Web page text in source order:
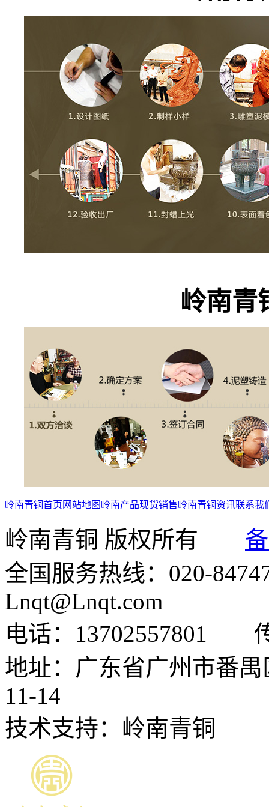
岭南青
岭南青铜首页 网站地图 岭南产品现货销售岭南青铜资讯联系我
岭南青铜 版权所有
全国服务热线：020-
Lnqt@Lnqt.com
电话：13702557801
地址：广东省广州市番
11-14
技术支持：岭南青铜